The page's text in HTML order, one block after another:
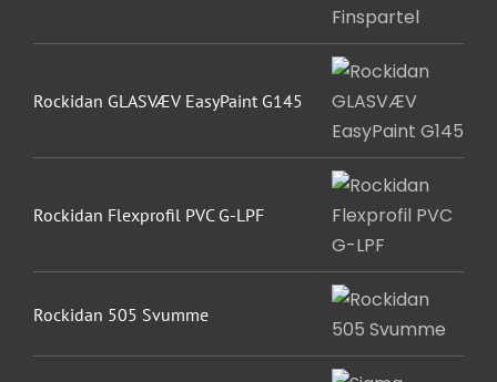
Rockidan GLASVÆV EasyPaint G145
Rockidan Flexprofil PVC G-LPF
Rockidan 505 Svumme